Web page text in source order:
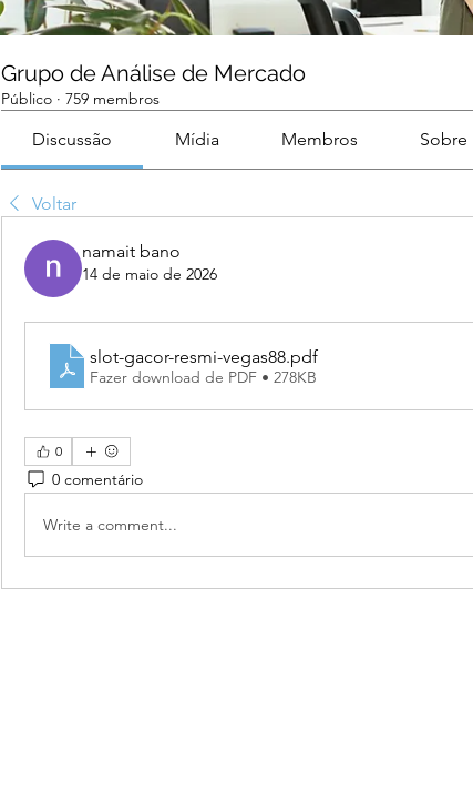
Grupo de Análise de Mercado
Público · 759 membros
Discussão Mídia Membros Sobre
Voltar
namait bano
14 de maio de 2026
slot-gacor-resmi-vegas88.pdf
Fazer download de PDF • 278KB
0
0 comentário
Write a comment...